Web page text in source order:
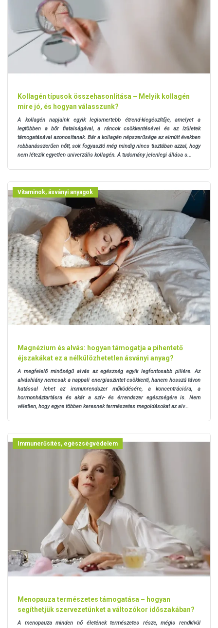
Kollagén típusok összehasonlítása – Melyik kollagén
mire jó, és hogyan válasszunk?
A kollagén napjaink egyik legismertebb étrend-kiegészítője, amelyet a
legtöbben a bőr fiatalságával, a ráncok csökkentésével és az ízületek
támogatásával azonosítanak. Bár a kollagén népszerűsége az elmúlt években
robbanásszerűen nőtt, sok fogyasztó még mindig nincs tisztában azzal, hogy
nem létezik egyetlen univerzális kollagén. A tudomány jelenlegi állása s...
Vitaminok, ásványi anyagok
Magnézium és alvás: hogyan támogatja a pihentető
éjszakákat ez a nélkülözhetetlen ásványi anyag?
A megfelelő minőségű alvás az egészség egyik legfontosabb pillére. Az
alváshiány nemcsak a nappali energiaszintet csökkenti, hanem hosszú távon
hatással lehet az immunrendszer működésére, a koncentrációra, a
hormonháztartásra és akár a szív- és érrendszer egészségére is. Nem
véletlen, hogy egyre többen keresnek természetes megoldásokat az alv...
Immunerősítés, egészségvédelem
Menopauza természetes támogatása – hogyan
segíthetjük szervezetünket a változókor időszakában?
A menopauza minden nő életének természetes része, mégis rendkívül